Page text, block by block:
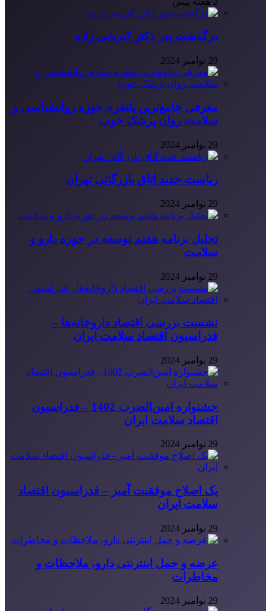
درگذشت پدر دکتر کبریایی زاده
29 نوامبر 2024
معرفی جامع‌ترین پلتفرم حوزه روانشناسی و
سلامت روان پزشک خوب
29 نوامبر 2024
ریاست جدید اتاق بازرگانی تهران
29 نوامبر 2024
تحلیل برنامه هفتم توسعه در حوزه دارو و
سلامت
29 نوامبر 2024
نشست بررسی اقتصاد داروخانه‌ها –
فدراسیون اقتصاد سلامت ایران
29 نوامبر 2024
جشنواره امین‌الضرب 1402 – فدراسیون
اقتصاد سلامت ایران
29 نوامبر 2024
یک اصلاح موفقیت آمیز – فدراسیون اقتصاد
سلامت ایران
29 نوامبر 2024
عرضه و حمل اینترنتی دارو، ملاحظات و
مخاطرات
29 نوامبر 2024